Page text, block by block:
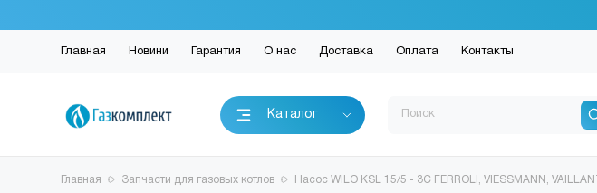
Главная Новини Гарантия О нас Доставка Оплата Контакты
Каталог
Главная Запчасти для газовых котлов Насос WILO KSL 15/5 - 3C FERROLI, VIESSMANN,